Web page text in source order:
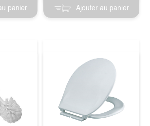
panier Ajouter au panier